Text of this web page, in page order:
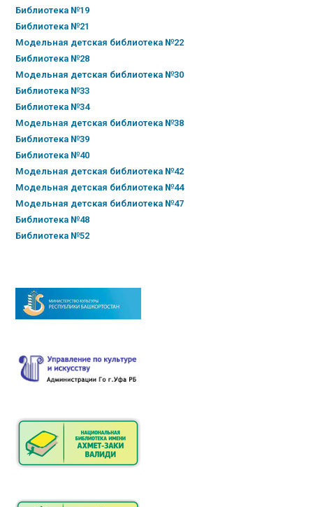
Библиотека №19
Библиотека №21
Модельная детская библиотека №22
Библиотека №28
Модельная детская библиотека №30
Библиотека №33
Библиотека №34
Модельная детская библиотека №38
Библиотека №39
Библиотека №40
Модельная детская библиотека №42
Модельная детская библиотека №44
Модельная детская библиотека №47
Библиотека №48
Библиотека №52